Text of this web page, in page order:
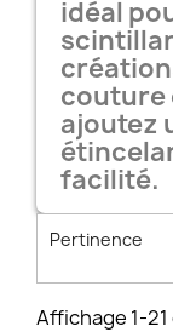
idéal
couture
ajoutez
facilité.
Pertinence
Affichage 1-